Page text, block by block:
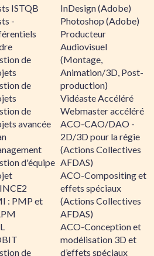
ISTQB
-
de
de
de
avancée
d'équipe
: PMP et
de
InDesign (Adobe)
Photoshop (Adobe)
Producteur
Audiovisuel
(Montage,
Animation/3D, Post-
production)
Vidéaste Accéléré
Webmaster accéléré
ACO-CAO/DAO -
2D/3D pour la régie
(Actions Collectives
AFDAS)
ACO-Compositing et
effets spéciaux
(Actions Collectives
AFDAS)
ACO-Conception et
modélisation 3D et
d’effets spéciaux